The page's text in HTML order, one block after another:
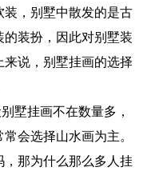
，别墅中散发的是古
装扮，因此对别墅装
说，别墅挂画的选择
墅挂画不在数量多，
会选择山水画为主。
那为什么那么多人挂